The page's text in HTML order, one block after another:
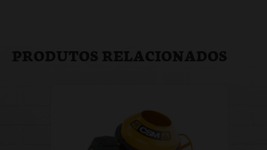
PRODUTOS RELACIONADOS